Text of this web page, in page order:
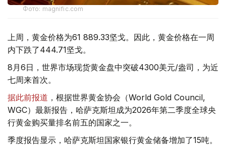
Фото: magnific.com
上周，黄金价格为61 889.33坚戈。因此，黄金价格在一周
内下跌了444.71坚戈。
8月6日，世界市场现货黄金盘中突破4300美元/盎司，为近
七周来首次。
据此前报道 ，根据世界黄金协会（World Gold Council,
WGC）最新报告，哈萨克斯坦成为2026年第二季度全球央
行黄金购买量排名前五的国家之一。
季度报告显示，哈萨克斯坦国家银行黄金储备增加了15吨。